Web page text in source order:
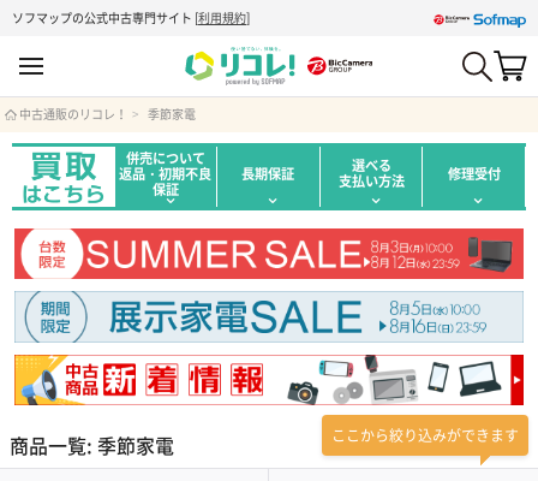
ソフマップの公式中古専門サイト [利用規約]
中古通販のリコレ！ 季節家電
併売について
返品・初期不良
保証
長期保証 選べる
支払い方法 修理受付
商品一覧: 季節家電 ここから絞り込みができます